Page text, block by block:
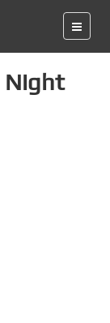
Night